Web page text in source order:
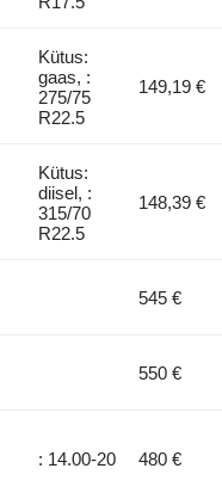
Kütus:
gaas, :
275/75
R22.5
149,19 €
Kütus:
diisel, :
315/70
R22.5
148,39 €
545 €
550 €
: 14.00-20 480 €